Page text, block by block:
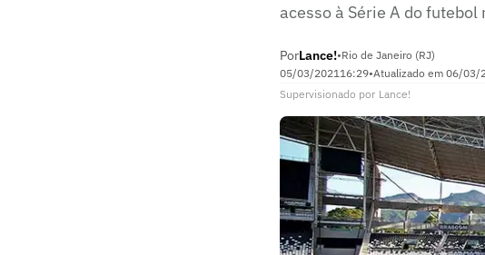
acesso à Série A do futebol
PorLance!•Rio de Janeiro (RJ)
05/03/202116:29•Atualizado em 06/03/
Supervisionado por Lance!